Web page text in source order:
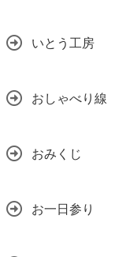
いとう工房
おしゃべり線
おみくじ
お一日参り